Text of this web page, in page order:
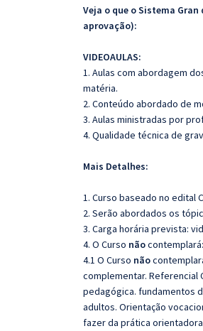
Veja o que o Sistema
aprovação):
VIDEOAULAS:
1. Aulas com abordagem
matéria.
2. Conteúdo abordado de
3. Aulas ministradas por
4. Qualidade técnica de
Mais Detalhes:
1. Curso baseado no edital
2. Serão abordados os
3. Carga horária prevista:
4. O Curso nãocontemplará:
4.1 O Curso não
complementar. Referencial
pedagógica. fundamentos
adultos. Orientação
fazer da prática